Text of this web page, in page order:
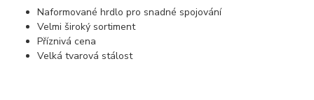
Naformované hrdlo pro snadné spojování
Velmi široký sortiment
Příznivá cena
Velká tvarová stálost